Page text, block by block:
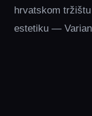
hrvatskom
estetiku —